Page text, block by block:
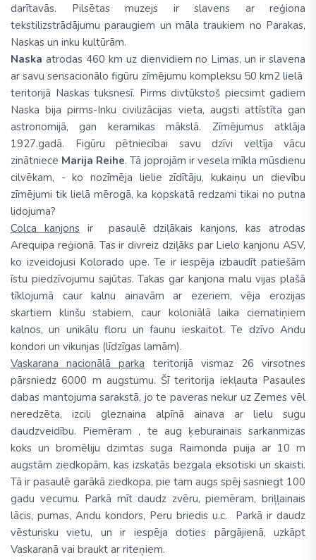
darītavās. Pilsētas muzejs ir slavens ar reģiona
tekstilizstrādājumu paraugiem un māla traukiem no Parakas,
Naskas un inku kultūrām.
Naska atrodas 460 km uz dienvidiem no Limas, un ir slavena
ar savu sensacionālo figūru zīmējumu kompleksu 50 km2 lielā
teritorijā Naskas tuksnesī. Pirms divtūkstoš piecsimt gadiem
Naska bija pirms-Inku civilizācijas vieta, augsti attīstīta gan
astronomijā, gan keramikas mākslā. Zīmējumus atklāja
1927.gadā. Figūru pētniecībai savu dzīvi veltīja vācu
zinātniece Marija Reihe. Tā joprojām ir vesela mīkla mūsdienu
cilvēkam, - ko nozīmēja lielie zīdītāju, kukaiņu un dievību
zīmējumi tik lielā mērogā, ka kopskatā redzami tikai no putna
lidojuma?
Colca kanjonsir pasaulē dziļākais kanjons, kas atrodas
Arequipa reģionā. Tas ir divreiz dziļāks par Lielo kanjonu ASV,
ko izveidojusi Kolorado upe. Te ir iespēja izbaudīt patiešām
īstu piedzīvojumu sajūtas. Takas gar kanjona malu vijas plašā
tīklojumā caur kalnu ainavām ar ezeriem, vēja erozijas
skartiem klinšu stabiem, caur koloniālā laika ciematiņiem
kalnos, un unikālu floru un faunu ieskaitot. Te dzīvo Andu
kondori un vikunjas (līdzīgas lamām).
Vaskarana nacionālā parka teritorijā vismaz 26 virsotnes
pārsniedz 6000 m augstumu. Šī teritorija iekļauta Pasaules
dabas mantojuma sarakstā, jo te paveras nekur uz Zemes vēl
neredzēta, izcili gleznaina alpīnā ainava ar lielu sugu
daudzveidību. Piemēram , te aug ķeburainais sarkanmizas
koks un bromēliju dzimtas suga Raimonda puija ar 10 m
augstām ziedkopām, kas izskatās bezgala eksotiski un skaisti.
Tā ir pasaulē garākā ziedkopa, pie tam augs spēj sasniegt 100
gadu vecumu. Parkā mīt daudz zvēru, piemēram, briļļainais
lācis, pumas, Andu kondors, Peru briedis u.c. Parkā ir daudz
vēsturisku vietu, un ir iespēja doties pārgājienā, uzkāpt
Vaskaranā vai braukt ar riteņiem.